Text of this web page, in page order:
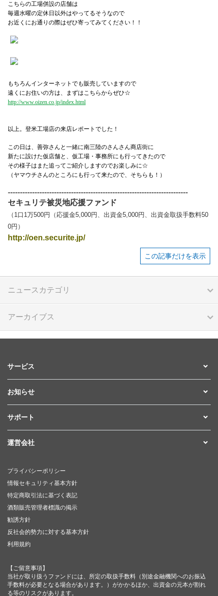
こちらの工場併設の店舗は
毎週水曜の定休日以外はやってるそうなので
お近くにお通りの際はぜひ寄ってみてください！！
もちろんインターネットでも販売していますので
遠くにお住いの方は、まずはこちらからぜひ☆
http://www.oizen.co.jp/index.html
以上。登米工場店の来店レポートでした！
この日は、善弥さんと一緒に南三陸のさんさん商店街に
新たに設けた仮店舗と、仮工場・事務所にも行ってきたので
その様子はまた追ってご紹介しますのでお楽しみに☆
（ヤマウチさんのところにも行って来たので、そちらも！）
--------------------------------------------------------------------------
セキュリテ被災地応援ファンド
（1口1万500円（応援金5,000円、出資金5,000円、出資金取扱手数料50
0円）
http://oen.securite.jp/
この記事だけを表示
ニュースカテゴリ
アーカイブス
サービス
お知らせ
サポート
運営会社
プライバシーポリシー
情報セキュリティ基本方針
特定商取引法に基づく表記
酒類販売管理者標識の掲示
勧誘方針
反社会的勢力に対する基本方針
利用規約
【ご留意事項】
当社が取り扱うファンドには、所定の取扱手数料（別途金融機関へのお振込
手数料が必要となる場合があります。）がかかるほか、出資金の元本が割れ
る等のリスクがあります。